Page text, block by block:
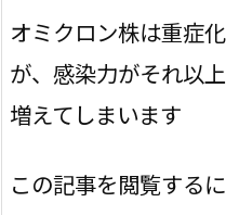
オミクロン株は重症
が、感染力がそれ以
増えてしまいます
この記事を閲覧する